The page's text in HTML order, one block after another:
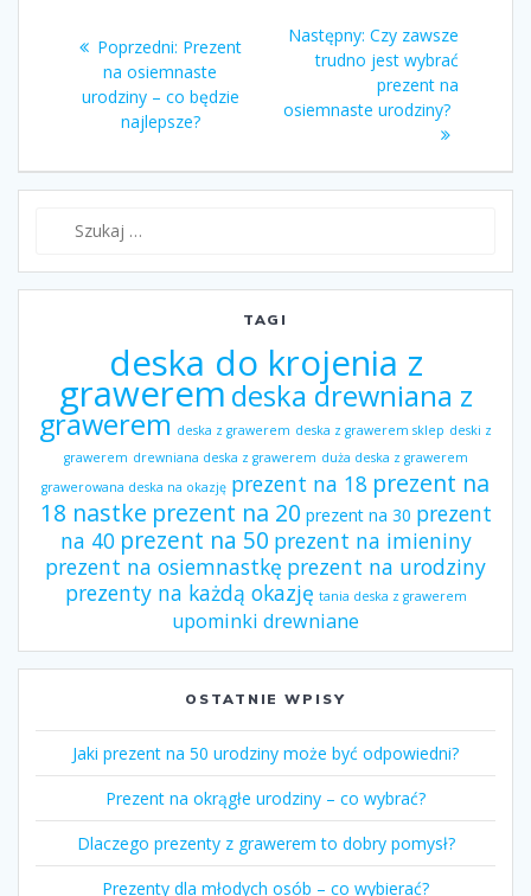
wpisuPoprzedni: Poprzedni
wpis:
Prezent
na osiemnaste
urodziny – co będzie
najlepsze?
Następny: Następny
wpis:
Czy zawsze
trudno jest wybrać
prezent na
osiemnaste urodziny?
TAGI
deska do krojenia z
grawerem deska drewniana z
grawerem deska z grawerem deska z grawerem sklep deski z
grawerem drewniana deska z grawerem duża deska z grawerem
grawerowana deska na okazję prezent na 18 prezent na
18 nastke prezent na 20 prezent na 30 prezent
na 40 prezent na 50 prezent na imieniny
prezent na osiemnastkę prezent na urodziny
prezenty na każdą okazję tania deska z grawerem
upominki drewniane
OSTATNIE WPISY
Jaki prezent na 50 urodziny może być odpowiedni?
Prezent na okrągłe urodziny – co wybrać?
Dlaczego prezenty z grawerem to dobry pomysł?
Prezenty dla młodych osób – co wybierać?